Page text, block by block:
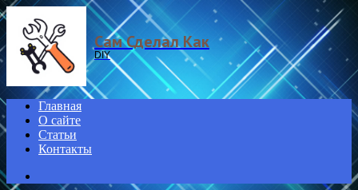
Menu
Сам Сделал Как
DIY
Главная
О сайте
Статьи
Контакты